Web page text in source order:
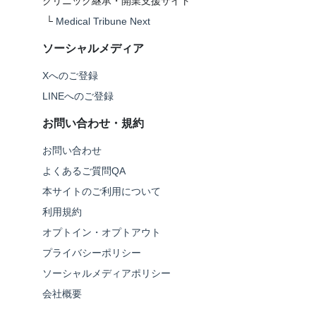
└ Medical Tribune Next
ソーシャルメディア
Xへのご登録
LINEへのご登録
お問い合わせ・規約
お問い合わせ
よくあるご質問QA
本サイトのご利用について
利用規約
オプトイン・オプトアウト
プライバシーポリシー
ソーシャルメディアポリシー
会社概要